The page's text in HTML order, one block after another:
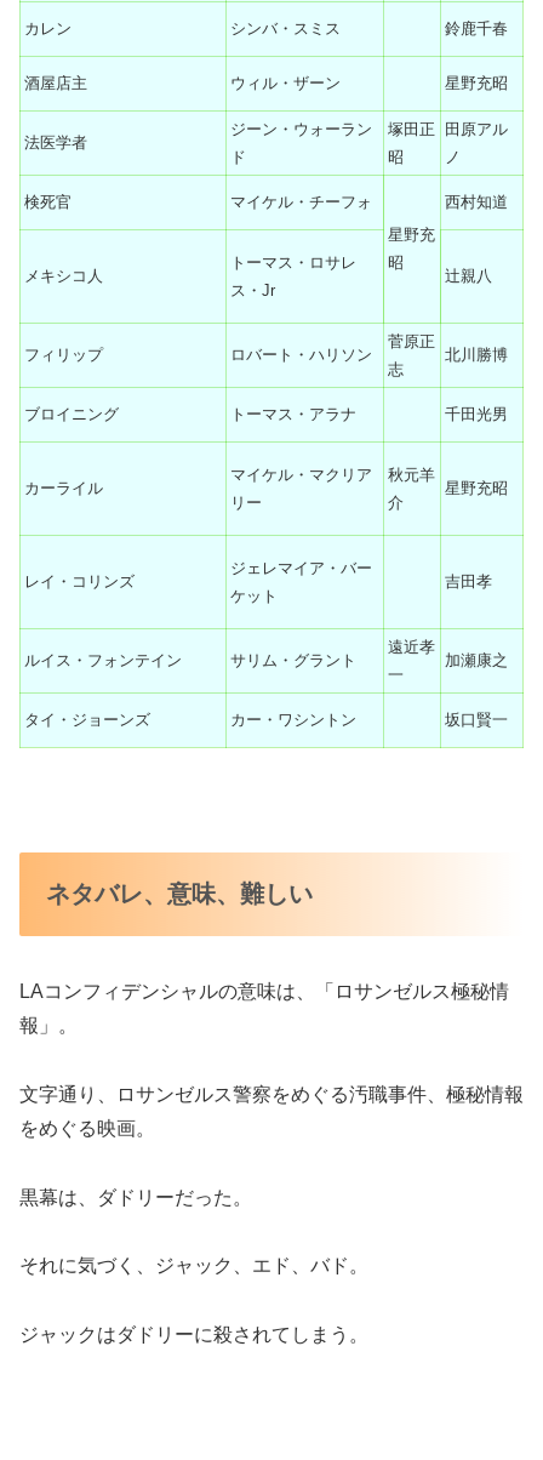
カレン シンバ・スミス 鈴鹿千春
酒屋店主 ウィル・ザーン 星野充昭
法医学者
ジーン・ウォーラン
ド
塚田正
昭
田原アル
ノ
検死官
マイケル・チーフォ
星野充
昭
西村知道
メキシコ人
トーマス・ロサレ
ス・Jr
辻親八
フィリップ ロバート・ハリソン
菅原正
志
北川勝博
ブロイニング トーマス・アラナ 千田光男
カーライル
マイケル・マクリア
リー
秋元羊
介
星野充昭
レイ・コリンズ
ジェレマイア・バー
ケット
吉田孝
ルイス・フォンテイン サリム・グラント
遠近孝
一
加瀬康之
タイ・ジョーンズ カー・ワシントン 坂口賢一
ネタバレ、意味、難しい
LAコンフィデンシャルの意味は、「ロサンゼルス極秘情
報」。
文字通り、ロサンゼルス警察をめぐる汚職事件、極秘情報
をめぐる映画。
黒幕は、ダドリーだった。
それに気づく、ジャック、エド、バド。
ジャックはダドリーに殺されてしまう。